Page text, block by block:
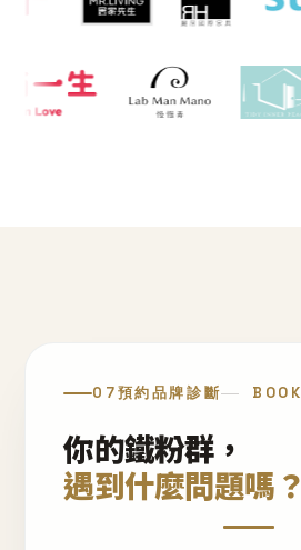
07預約品牌診斷 BOOK
你的鐵粉群，
遇到什麼問題嗎？